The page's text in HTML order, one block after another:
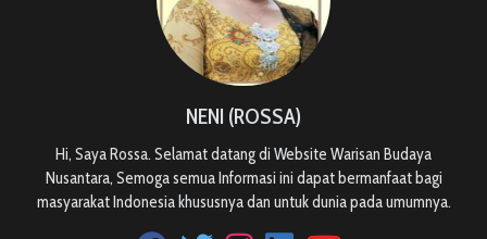
NENI (ROSSA)
Hi, Saya Rossa. Selamat datang di Website Warisan Budaya
Nusantara, Semoga semua Informasi ini dapat bermanfaat bagi
masyarakat Indonesia khususnya dan untuk dunia pada umumnya.